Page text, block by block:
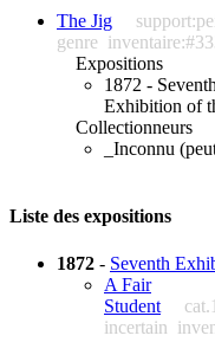
The Jig
genre
Expositions
1872 -
Exhibition of
Collectionneurs
_Inconnu
Liste des expositions
1872 - Seventh
A Fair
Student
incertain